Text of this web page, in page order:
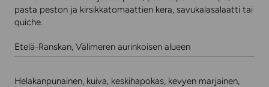
pasta peston ja kirsikkatomaattien kera, savukalasalaatti tai
quiche.
Etelä-Ranskan, Välimeren aurinkoisen alueen
Helakanpunainen, kuiva, keskihapokas, kevyen marjainen,